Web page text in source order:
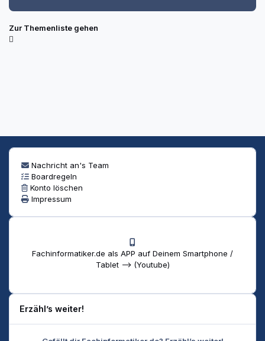
Zur Themenliste gehen
Nachricht an's Team
Boardregeln
Konto löschen
Impressum
Fachinformatiker.de als APP auf Deinem Smartphone /
Tablet --> (Youtube)
Erzähl’s weiter!